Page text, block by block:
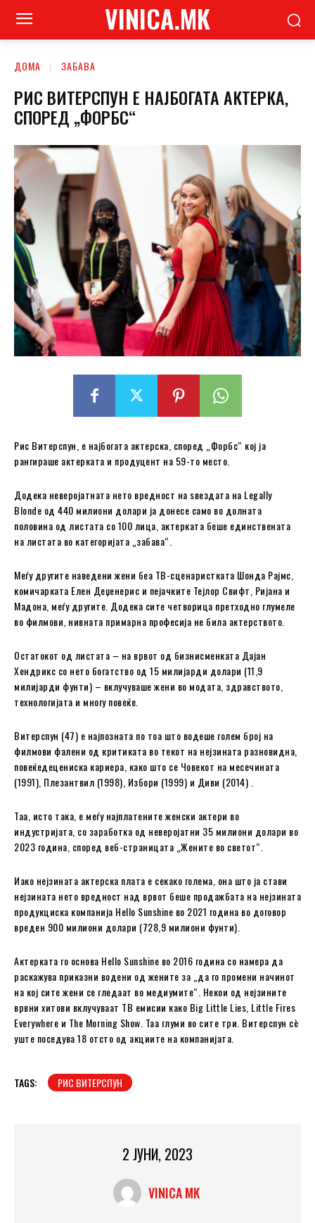
VINICA.MK
ДОМА ЗАБАВА
РИС ВИТЕРСПУН Е НАЈБОГАТА АКТЕРКА,
СПОРЕД „ФОРБС“
Рис Витерспун, е најбогата актерска, според „Форбс“ кој ја
рангираше актерката и продуцент на 59-то место.
Додека неверојатната нето вредност на ѕвездата на Legally
Blonde од 440 милиони долари ја донесе само во долната
половина од листата со 100 лица, актерката беше единствената
на листата во категоријата „забава“.
Меѓу другите наведени жени беа ТВ-сценаристката Шонда Рајмс,
комичарката Елен Деџенерис и пејачките Тејлор Свифт, Ријана и
Мадона, меѓу другите. Додека сите четворица претходно глумеле
во филмови, нивната примарна професија не била актерството.
Остатокот од листата – на врвот од бизнисменката Дајан
Хендрикс со нето богатство од 15 милијарди долари (11,9
милијарди фунти) – вклучуваше жени во модата, здравството,
технологијата и многу повеќе.
Витерспун (47) е најпозната по тоа што водеше голем број на
филмови фалени од критиката во текот на нејзината разновидна,
повеќедецениска кариера, како што се Човекот на месечината
(1991), Плезантвил (1998), Избори (1999) и Диви (2014) .
Таа, исто така, е меѓу најплатените женски актери во
индустријата, со заработка од неверојатни 35 милиони долари во
2023 година, според веб-страницата „Жените во светот“.
Иако нејзината актерска плата е секако голема, она што ја стави
нејзината нето вредност над врвот беше продажбата на нејзината
продукциска компанија Hello Sunshine во 2021 година во договор
вреден 900 милиони долари (728,9 милиони фунти).
Актерката го основа Hello Sunshine во 2016 година со намера да
раскажува приказни водени од жените за „да го промени начинот
на кој сите жени се гледаат во медиумите“. Некои од нејзините
врвни хитови вклучуваат ТВ емисии како Big Little Lies, Little Fires
Everywhere и The Morning Show. Таа глуми во сите три. Витерспун сè
уште поседува 18 отсто од акциите на компанијата.
TAGS: РИС ВИТЕРСПУН
2 ЈУНИ, 2023
VINICA MK